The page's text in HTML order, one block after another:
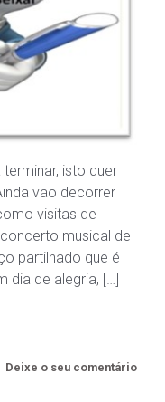
isto quer
vão decorrer
visitas de
musical de
partilhado que é
dia de alegria, […]
Deixe o seu comentário